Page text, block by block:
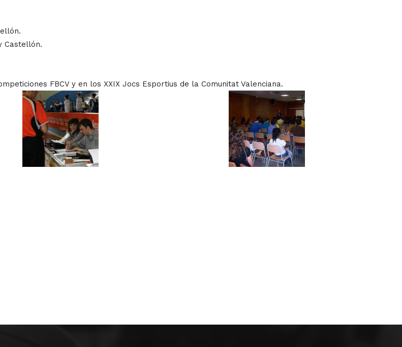
Castellón.
FBCV y en los XXIX Jocs Esportius de la Comunitat Valenciana.